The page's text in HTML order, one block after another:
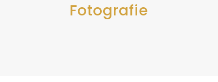
Fotografie